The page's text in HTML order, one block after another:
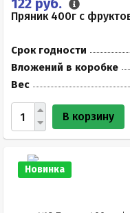
122 руб.
Пряник 400г с
Срок годности
Вложений в коробке
Вес
В корзину
Новинка